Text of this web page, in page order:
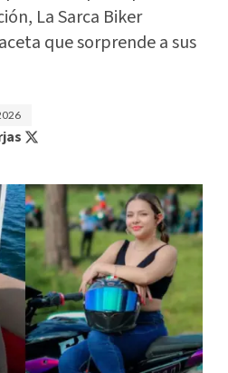
La Sarca Biker
que sorprende a sus